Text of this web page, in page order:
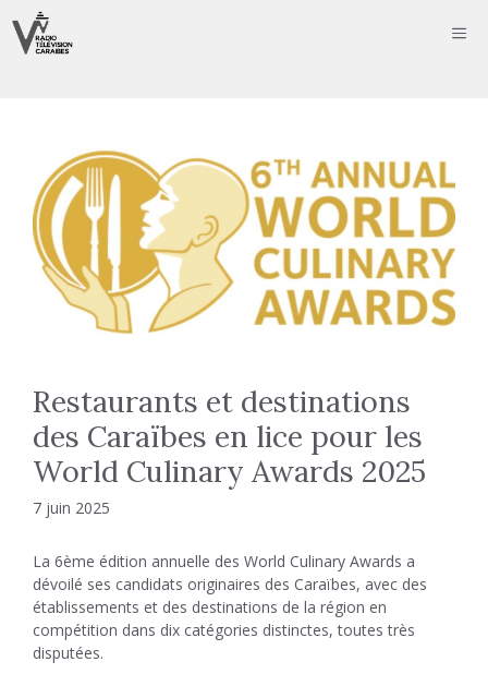
au
contenu
Restaurants et destinations
des Caraïbes en lice pour les
World Culinary Awards 2025
7 juin 2025
La 6ème édition annuelle des World Culinary Awards a
dévoilé ses candidats originaires des Caraïbes, avec des
établissements et des destinations de la région en
compétition dans dix catégories distinctes, toutes très
disputées.